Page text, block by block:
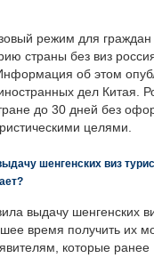
режим для граждан
страны без виз
об этом
дел Китая.
до 30 дней без
целями.
шенгенских виз
выдачу шенгенских
время получить их
которые ранее